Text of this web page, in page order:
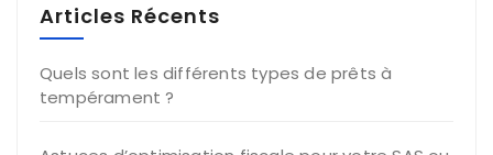
Articles Récents
Quels sont les différents types de prêts à
tempérament ?